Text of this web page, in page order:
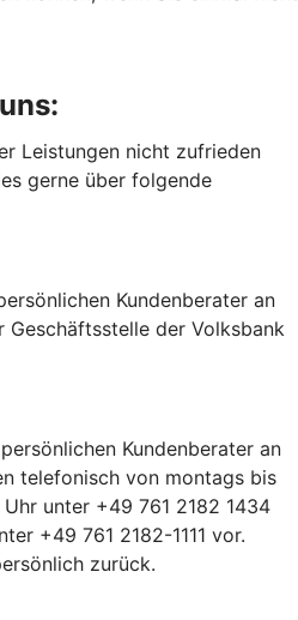
Leistungen nicht zufrieden
gerne über folgende
Kundenberater an
Geschäftsstelle der Volksbank
Kundenberater an
telefonisch von montags bis
unter +49 761 2182 1434
+49 761 2182-1111 vor.
zurück.